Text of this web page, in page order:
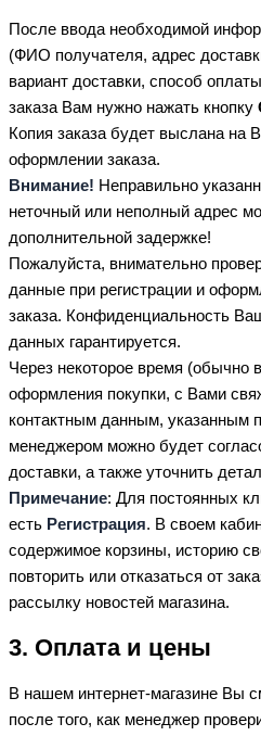
После ввода необходимой
(ФИО получателя, адрес
вариант доставки, способ
заказа Вам нужно нажать кнопку
Копия заказа будет выслана на
оформлении заказа.
Внимание! Неправильно
неточный или неполный адрес
дополнительной задержке!
Пожалуйста, внимательно
данные при регистрации и
заказа. Конфиденциальность
данных гарантируется.
Через некоторое время (обычно
оформления покупки, с Вами
контактным данным, указанным
менеджером можно будет
доставки, а также уточнить
Примечание: Для постоянных
есть Регистрация. В своем
содержимое корзины, историю
повторить или отказаться от
рассылку новостей магазина.
3. Оплата и цены
В нашем интернет-магазине Вы
после того, как менеджер